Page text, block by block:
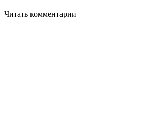
Читать комментарии